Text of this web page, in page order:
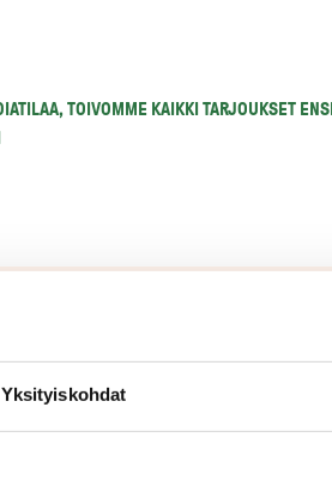
Yksityiskohdat
TOIVOMME KAIKKI TARJOUKSET